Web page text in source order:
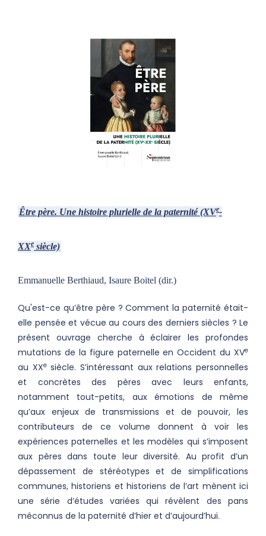
Être père. Une histoire plurielle de la paternité (XVe-
XXe siècle)
Emmanuelle Berthiaud, Isaure Boitel (dir.)
Qu'est-ce qu’être père ? Comment la paternité était-
elle pensée et vécue au cours des derniers siècles ? Le
présent ouvrage cherche à éclairer les profondes
mutations de la figure paternelle en Occident du XVe
au XXesiècle. S’intéressant aux relations personnelles
et concrètes des pères avec leurs enfants,
notamment tout-petits, aux émotions de même
qu’aux enjeux de transmissions et de pouvoir, les
contributeurs de ce volume donnent à voir les
expériences paternelles et les modèles qui s’imposent
aux pères dans toute leur diversité. Au profit d’un
dépassement de stéréotypes et de simplifications
communes, historiens et historiens de l’art mènent ici
une série d’études variées qui révèlent des pans
méconnus de la paternité d’hier et d’aujourd’hui.